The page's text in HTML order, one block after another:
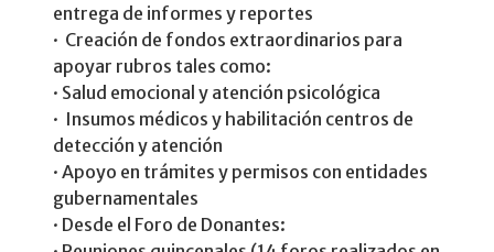
entrega de informes y reportes​
· Creación de fondos extraordinarios para
apoyar rubros tales como:​
· Salud emocional y atención psicológica ​
· Insumos médicos y habilitación centros de
detección y atención ​
· Apoyo en trámites y permisos con entidades
gubernamentales​
· Desde el Foro de Donantes:​